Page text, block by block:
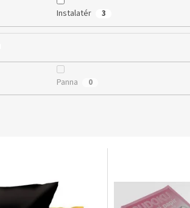
Instalatér 3
Panna 0